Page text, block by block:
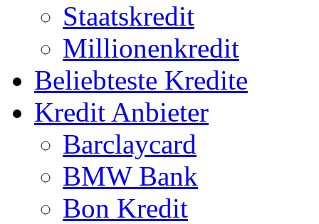
Staatskredit
Millionenkredit
Beliebteste Kredite
Kredit Anbieter
Barclaycard
BMW Bank
Bon Kredit